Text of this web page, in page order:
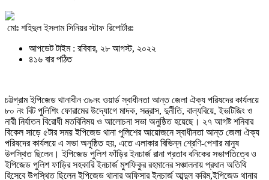
মোঃ শহিদুল ইসলাম সিনিয়র স্টাফ রিপোর্টারঃ
আপডেট টাইম : রবিবার, ২৮ আগস্ট, ২০২২
৪১৬ বার পঠিত
চট্টগ্রাম ইপিজেড থানাধীন ৩৯নং ওয়ার্ড স্বাধীনতা আন্ত জেলা ঐক্য পরিষদের কার্যলয়ে
৮০ নং বিট পুলিশিং ফোরামের উদ্যোগে মাদক, সন্ত্রাস, দুর্নীতি, বাল্যবিয়ে, ইভটিজিং ও
নারী নির্যাতন বিরোধী মতবিনিময় ও আলোচনা সভা অনুষ্ঠিত হয়েছে। ২৭ আগষ্ট শনিবার
বিকেল সাড়ে ৫টার সময় ইপিজেড থানা পুলিশের আয়োজনে স্বাধীনতা আন্ত জেলা ঐক্য
পরিষদের কার্যলয়ে এ সভা অনুষ্ঠিত হয়, এতে এলাকার বিভিন্ন শ্রেণি-পেশার মানুষ
উপস্থিত ছিলেন। ইপিজেড পুলিশ ফাঁড়ির ইনচার্জ রানা প্রতাব বনিকের সভাপতিত্বে ও
ইপিজেড পুলিশ ফাড়ির সহকারি ইনচার্জ মুশফিকুর রহমানের সঞ্চালনায় প্রধান অতিথি
হিসেবে উপস্থিত ছিলেন ইপিজেড থানার অফিসার ইনচার্জ আব্দুল করিম,ইপিজেড থানার